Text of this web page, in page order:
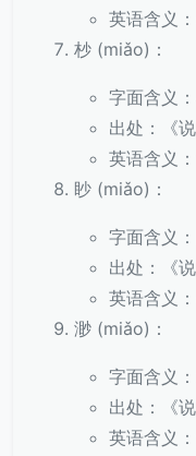
英语含义
杪 (miǎo)：
字面含义
出处：《
英语含义
眇 (miǎo)：
字面含义
出处：《
英语含义
渺 (miǎo)：
字面含义
出处：《
英语含义